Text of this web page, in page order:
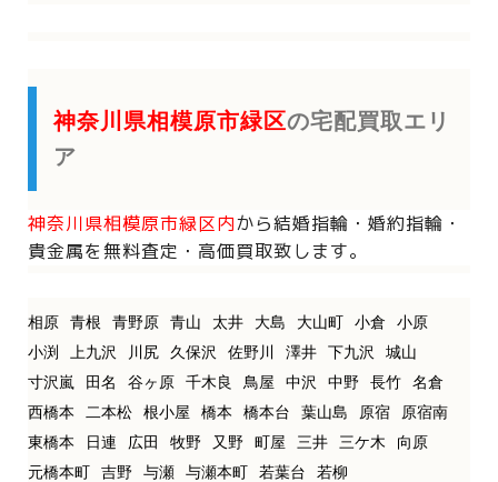
神奈川県相模原市緑区の宅配買取エリ
ア
神奈川県相模原市緑区内から結婚指輪・婚約指輪・
貴金属を無料査定・高価買取致します。
相原 青根 青野原 青山 太井 大島 大山町 小倉
小原
小渕
上九沢 川尻 久保沢 佐野川 澤井 下九沢
城山
寸沢嵐
田名 谷ヶ原 千木良 鳥屋 中沢 中野 長竹
名倉
西橋本
二本松 根小屋 橋本 橋本台 葉山島 原宿
原宿南
東橋本
日連 広田 牧野 又野 町屋 三井 三ケ木
向原
元橋本町
吉野 与瀬 与瀬本町 若葉台 若柳